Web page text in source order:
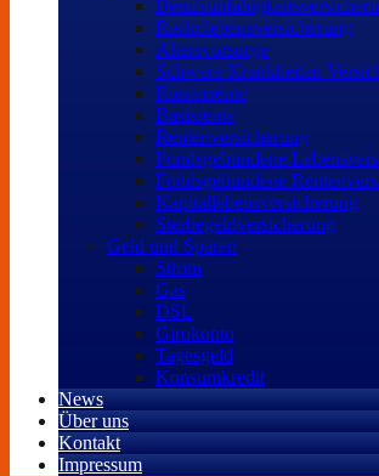
Risikolebensversicherung
Altersvorsorge
Schwere Krankheiten
Riesterrente
Basisrente
Rentenversicherung
Fondsgebundene
Fondsgebundene
Kapitallebensversicherung
Sterbegeldversicherung
Geld und Sparen
Strom
Gas
DSL
Girokonto
Tagesgeld
Konsumkredit
News
Über uns
Kontakt
Impressum